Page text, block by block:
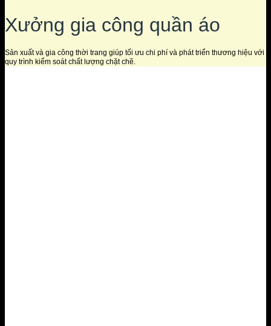
Xưởng gia công quần áo
Sản xuất và gia công thời trang giúp tối ưu chi phí và phát triển thương hiệu với
quy trình kiểm soát chất lượng chặt chẽ.